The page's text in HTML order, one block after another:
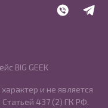
WhatsApp
BIG GEEK
и не является
437 (2) ГК РФ.